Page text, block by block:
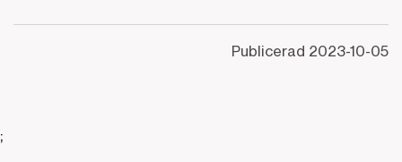
Publicerad 2023-10-05
;